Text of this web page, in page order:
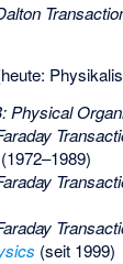
Physical
(seit 1999)